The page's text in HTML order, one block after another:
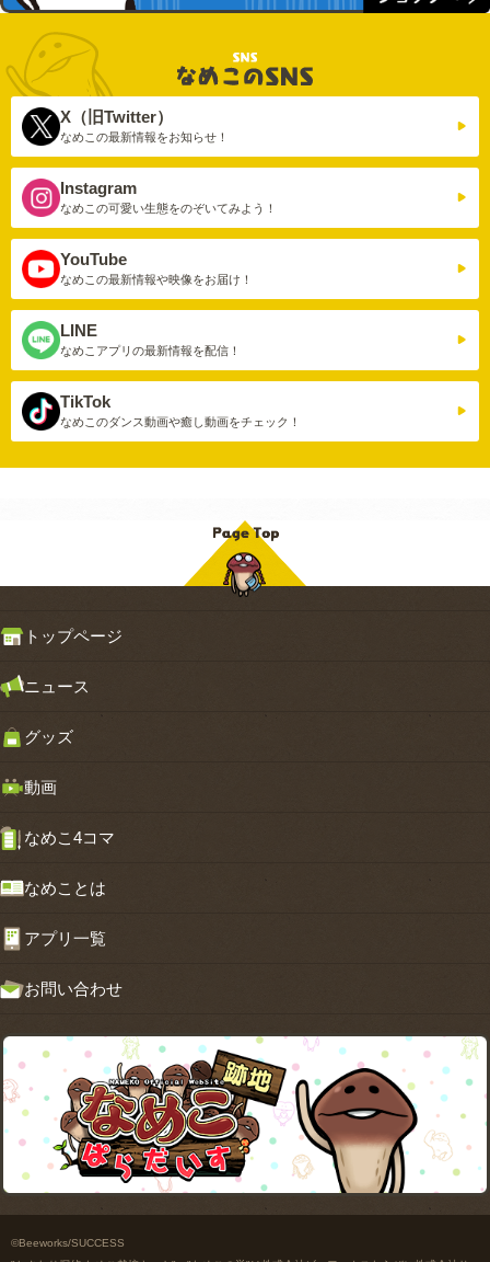
X（旧Twitter）
なめこの最新情報をお知らせ！
Instagram
なめこの可愛い生態をのぞいてみよう！
YouTube
なめこの最新情報や映像をお届け！
LINE
なめこアプリの最新情報を配信！
TikTok
なめこのダンス動画や癒し動画をチェック！
トップページ
ニュース
グッズ
動画
なめこ4コマ
なめことは
アプリ一覧
お問い合わせ
©Beeworks/SUCCESS